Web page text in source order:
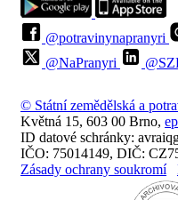
@potravinynapranyri
@NaPranyri
© Státní zemědělská a
Květná 15, 603 00 Brno,
ID datové schránky:
IČO: 75014149, DIČ:
Zásady ochrany soukromí